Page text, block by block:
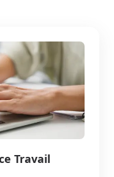
Travail